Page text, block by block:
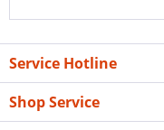
Service Hotline
Shop Service